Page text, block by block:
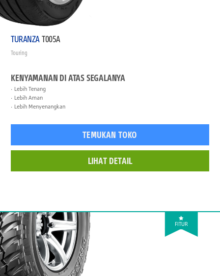
TURANZAT005A
Touring
KENYAMANAN DI ATAS SEGALANYA
Lebih Tenang
Lebih Aman
Lebih Menyenangkan
TEMUKAN TOKO
LIHAT DETAIL
FITUR